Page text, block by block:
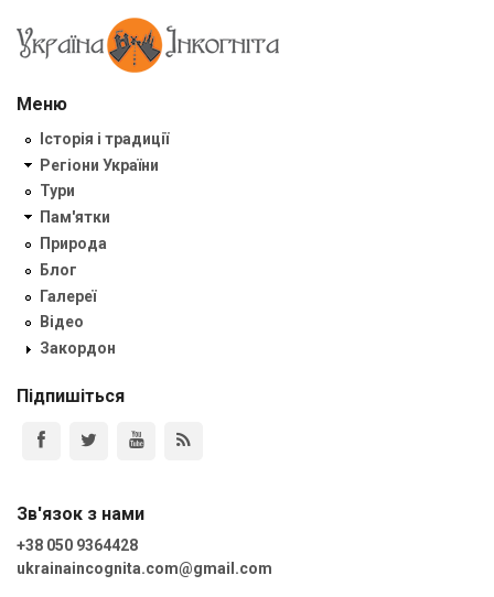
Меню
Історія і традиції
Регіони України
Тури
Пам'ятки
Природа
Блог
Галереї
Відео
Закордон
Підпишіться
Зв'язок з нами
+38 050 9364428
ukrainaincognita.com@gmail.com